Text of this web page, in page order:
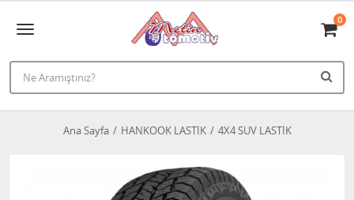
0
Ana Sayfa HANKOOK LASTİK 4X4 SUV LASTİK